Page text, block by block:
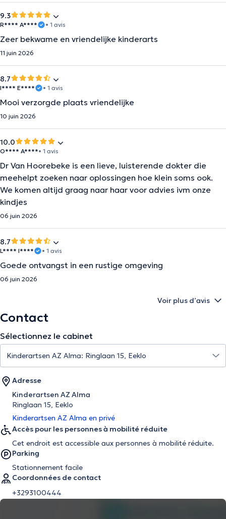
9.3
R**** A**** • 1 avis
Zeer bekwame en vriendelijke kinderarts
11 juin 2026
8.7
I**** E**** • 1 avis
Mooi verzorgde plaats vriendelijke
10 juin 2026
10.0
O**** A****• 1 avis
Dr Van Hoorebeke is een lieve, luisterende dokter die
meehelpt zoeken naar oplossingen hoe klein soms ook.
We komen altijd graag naar haar voor advies ivm onze
kindjes
06 juin 2026
8.7
L**** I**** • 1 avis
Goede ontvangst in een rustige omgeving
06 juin 2026
Voir plus d’avis
Contact
Sélectionnez le cabinet
Adresse
Kinderartsen AZ Alma
Ringlaan 15, Eeklo
Kinderartsen AZ Alma en privé
Accès pour les personnes à mobilité réduite
Cet endroit est accessible aux personnes à mobilité réduite.
Parking
Stationnement facile
Coordonnées de contact
+3293100444